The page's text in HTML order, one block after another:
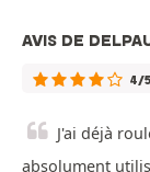
AVIS DE
4/5
J'ai déjà
absolument